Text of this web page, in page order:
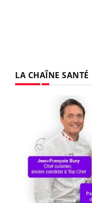
LA CHAÎNE SANTÉ